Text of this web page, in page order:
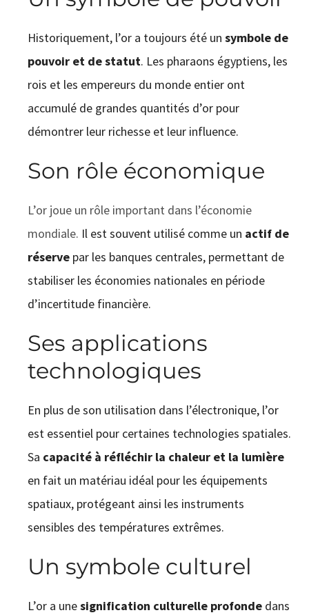
Historiquement, l’or a toujours été un symbole de
pouvoir et de statut. Les pharaons égyptiens, les
rois et les empereurs du monde entier ont
accumulé de grandes quantités d’or pour
démontrer leur richesse et leur influence.
Son rôle économique
L’or joue un rôle important dans l’économie
mondiale. Il est souvent utilisé comme un actif de
réserve par les banques centrales, permettant de
stabiliser les économies nationales en période
d’incertitude financière.
Ses applications
technologiques
En plus de son utilisation dans l’électronique, l’or
est essentiel pour certaines technologies spatiales.
Sa capacité à réfléchir la chaleur et la lumière
en fait un matériau idéal pour les équipements
spatiaux, protégeant ainsi les instruments
sensibles des températures extrêmes.
Un symbole culturel
L’or a unesignification culturelle profondedans